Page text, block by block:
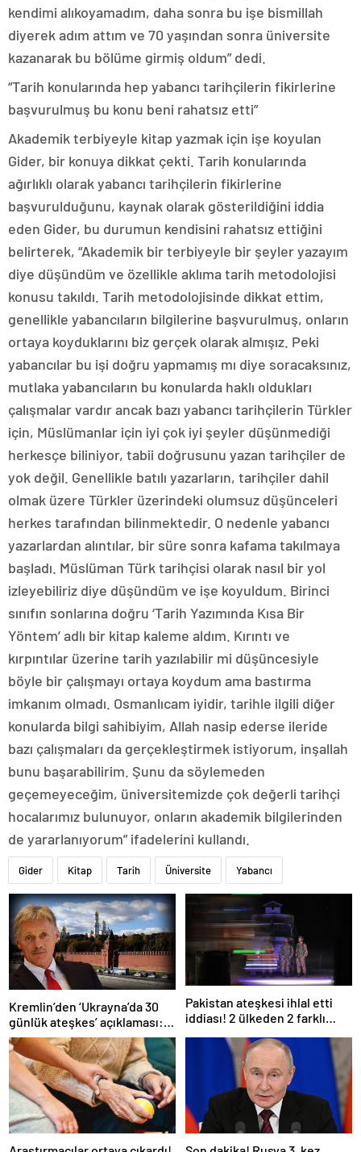
kendimi alıkoyamadım, daha sonra bu işe bismillah
diyerek adım attım ve 70 yaşından sonra üniversite
kazanarak bu bölüme girmiş oldum” dedi.
“Tarih konularında hep yabancı tarihçilerin fikirlerine
başvurulmuş bu konu beni rahatsız etti”
Akademik terbiyeyle kitap yazmak için işe koyulan
Gider, bir konuya dikkat çekti. Tarih konularında
ağırlıklı olarak yabancı tarihçilerin fikirlerine
başvurulduğunu, kaynak olarak gösterildiğini iddia
eden Gider, bu durumun kendisini rahatsız ettiğini
belirterek, “Akademik bir terbiyeyle bir şeyler yazayım
diye düşündüm ve özellikle aklıma tarih metodolojisi
konusu takıldı. Tarih metodolojisinde dikkat ettim,
genellikle yabancıların bilgilerine başvurulmuş, onların
ortaya koyduklarını biz gerçek olarak almışız. Peki
yabancılar bu işi doğru yapmamış mı diye soracaksınız,
mutlaka yabancıların bu konularda haklı oldukları
çalışmalar vardır ancak bazı yabancı tarihçilerin Türkler
için, Müslümanlar için iyi çok iyi şeyler düşünmediği
herkesçe biliniyor, tabii doğrusunu yazan tarihçiler de
yok değil. Genellikle batılı yazarların, tarihçiler dahil
olmak üzere Türkler üzerindeki olumsuz düşünceleri
herkes tarafından bilinmektedir. O nedenle yabancı
yazarlardan alıntılar, bir süre sonra kafama takılmaya
başladı. Müslüman Türk tarihçisi olarak nasıl bir yol
izleyebiliriz diye düşündüm ve işe koyuldum. Birinci
sınıfın sonlarına doğru ‘Tarih Yazımında Kısa Bir
Yöntem’ adlı bir kitap kaleme aldım. Kırıntı ve
kırpıntılar üzerine tarih yazılabilir mi düşüncesiyle
böyle bir çalışmayı ortaya koydum ama bastırma
imkanım olmadı. Osmanlıcam iyidir, tarihle ilgili diğer
konularda bilgi sahibiyim, Allah nasip ederse ileride
bazı çalışmaları da gerçekleştirmek istiyorum, inşallah
bunu başarabilirim. Şunu da söylemeden
geçemeyeceğim, üniversitemizde çok değerli tarihçi
hocalarımız bulunuyor, onların akademik bilgilerinden
de yararlanıyorum” ifadelerini kullandı.
Gider Kitap Tarih Üniversite Yabancı
Kremlin’den ‘Ukrayna’da 30
günlük ateşkes’ açıklaması:
Bunu iyice düşünmeliyiz
Pakistan ateşkesi ihlal etti
iddiası! 2 ülkeden 2 farklı